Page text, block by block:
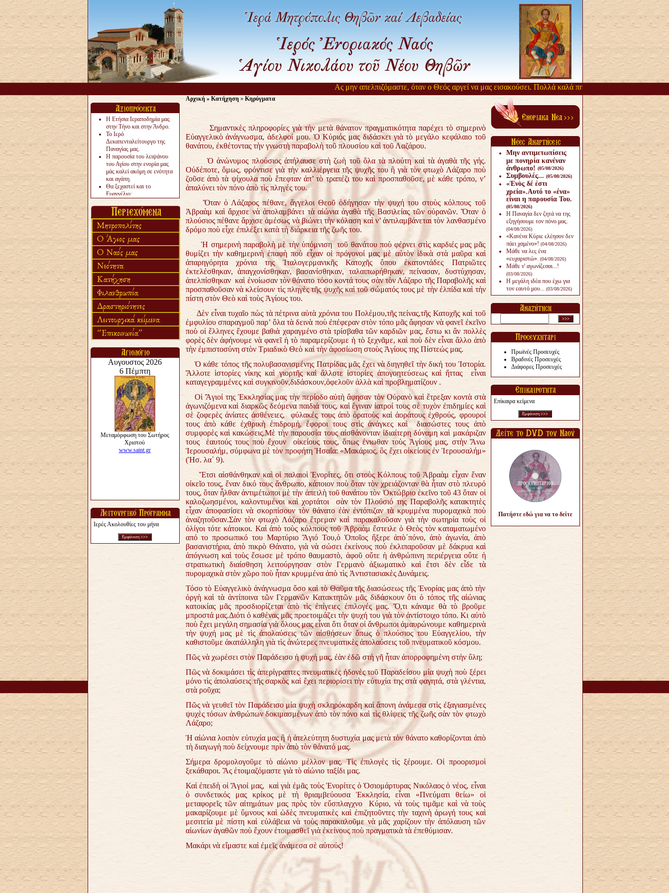
Ας μην απελπιζόμαστε, όταν ο Θεός αργεί να μας εισακούσει. Πολλά καλά πηγάζουν, από την αργοπορία
Η Ετήσια Ιεραποδημία μας
στην Τήνο και στην Άνδρο.
Το Ιερό
Δεκαπενταλείτουργο της
Παναγίας μας.
Η παρουσία του λειψάνου
του Αγίου στην ενορία μας
μάς καλεί ακόμη σε ενότητα
και αγάπη.
Θα ξεχαστεί και το
Ευαγγέλιο;
«πολύ αργά».
Ζητείται....
Ιερές Ακολουθίες του μήνα
Αρχική» Κατήχηση» Κηρύγματα
Σημαντικὲς πληροφορίες γιὰ τὴν μετὰ θάνατον πραγματικότητα παρέχει τὸ σημερινὸ
Εὐαγγελικὸ ἀνάγνωσμα, ἀδελφοί μου. Ὁ Κύριός μας διδάσκει γιὰ τὸ μεγάλο κεφάλαιο τοῦ
θανάτου, ἐκθέτοντας τὴν γνωστὴ παραβολὴ τοῦ πλουσίου καὶ τοῦ Λαζάρου.
Ὁ ἀνώνυμος πλούσιος ἀπήλαυσε στὴ ζωὴ τοῦ ὅλα τὰ πλούτη καὶ τὰ ἀγαθὰ τῆς γής.
Οὐδέποτε, ὅμως, φρόντισε γιὰ τὴν καλλιέργεια τῆς ψυχῆς του ἢ γιὰ τὸν φτωχὸ Λάζαρο ποὺ
ζοῦσε ἀπὸ τὰ ψίχουλα ποὺ ἔπεφταν ἀπ’ τὸ τραπέζι του καὶ προσπαθοῦσε, μὲ κάθε τρόπο, ν’
ἁπαλύνει τὸν πόνο ἀπὸ τὶς πληγές του.
Ὅταν ὁ Λάζαρος πέθανε, ἄγγελοι Θεοῦ ὁδήγησαν τὴν ψυχή του στοὺς κόλπους τοῦ
Ἀβραὰμ καὶ ἄρχισε νὰ ἀπολαμβάνει τὰ αἰώνια ἀγαθὰ τῆς Βασιλείας τῶν οὐρανῶν. Ὅταν ὁ
πλούσιος πέθανε ἄρχισε ἀμέσως νὰ βιώνει τὴν κόλαση καὶ ν’ ἀντιλαμβάνεται τὸν λανθασμένο
δρόμο ποὺ εἶχε ἐπιλέξει κατὰ τὴ διάρκεια τῆς ζωῆς του.
Ἡ σημερινὴ παραβολὴ μὲ τὴν ὑπόμνιση τοῦ θανάτου ποὺ φέρνει στὶς καρδιές μας μᾶς
θυμίζει τὴν καθημερινὴ ἐπαφὴ ποὺ εἶχαν οἱ πρόγονοί μας μὲ αὐτὸν ἰδικὰ στὰ μαῦρα καὶ
ἀπαρηγόρητα χρόνια της Ἰταλογερμανικῆς Κατοχῆς ὅπου ἑκατοντάδες Πατριῶτες
ἐκτελέσθηκαν, ἀπαγχονίσθηκαν, βασανίσθηκαν, ταλαιπωρήθηκαν, πείνασαν, δυστύχησαν,
ἀπελπίσθηκαν καὶ ἐνοίωσαν τὸν θάνατο τόσο κοντά τους σὰν τὸν Λάζαρο τῆς Παραβολῆς καὶ
προσπαθοῦσαν νὰ κλείσουν τὶς πληγὲς τῆς ψυχῆς καὶ τοῦ σώματός τους μὲ τὴν ἐλπίδα καὶ τὴν
πίστη στὸν Θεὸ καὶ τοὺς Ἁγίους του.
Δὲν εἶναι τυχαῖο πὼς τὰ πέτρινα αὐτὰ χρόνια του Πολέμου,τῆς πείνας,τῆς Κατοχῆς καὶ τοῦ
ἐμφυλίου σπαραγμοῦ παρ’ ὅλα τὰ δεινὰ ποὺ ἐπέφεραν στὸν τόπο μᾶς ἄφησαν νὰ φανεῖ ἐκεῖνο
ποὺ οἱ ἕλληνες ἔχουμε βαθιὰ χαραγμένο στὰ τρίσβαθα τῶν καρδιῶν μας, ἔστω κι ἂν πολλὲς
φορὲς δὲν ἀφήνουμε νὰ φανεῖ ἡ τὸ παραμερίζουμε ἡ τὸ ξεχνᾶμε, καὶ ποὺ δὲν εἶναι ἄλλο ἀπὸ
τὴν ἐμπιστοσύνη στὸν Τριαδικὸ Θεὸ καὶ τὴν ἀφοσίωση στοὺς Ἁγίους της Πίστεώς μας.
Ὁ κάθε τόπος τῆς πολυβασανισμένης Πατρίδας μᾶς ἔχει νὰ διηγηθεῖ τὴν δική του Ἱστορία.
Ἄλλοτε ἱστορίες νίκης καὶ γιορτῆς καὶ ἄλλοτε ἱστορίες ἀπογοητεύσεως καὶ ἥττας εἶναι
καταγεγραμμένες καὶ συγκινοῦν,διδάσκουν,ὀφελοῦν ἀλλὰ καὶ προβληματίζουν .
Οἱ Ἅγιοί της Ἐκκλησίας μας τὴν περίοδο αὐτὴ ἄφησαν τὸν Οὐρανὸ καὶ ἔτρεξαν κοντὰ στὰ
ἀγωνιζόμενα καὶ διαρκῶς δεόμενα παιδιά τους, καὶ ἔγιναν ἰατροί τους σὲ τυχὸν ἐπιδημίες καὶ
σὲ ζοφερὲς ἀνίατες ἀσθένειες, φύλακές τους ἀπὸ ὁρατοὺς καὶ ἀοράτους ἐχθρούς, φρουροί
τους ἀπὸ κάθε ἐχθρικὴ ἐπιδρομή, ἔφοροι τους στὶς ἀνάγκες καὶ διασώστες τους ἀπὸ
συμφορὲς καὶ κακώσεις.Μὲ τὴν παρουσία τους αἰσθάνονταν ἰδιαίτερη δύναμη καὶ μακάριζαν
τους ἑαυτούς τους ποὺ ἔχουν οἰκείους τους, ὅπως ένιωθαν τοὺς Ἁγίους μας, στὴν Ἄνω
Ἱερουσαλήμ, σύμφωνα μὲ τὸν προφήτη Ἠσαΐα: «Μακάριος, ὃς ἔχει οἰκείους ἐν Ἱερουσαλήμ»
(Ἠσ. λα´ 9).
Ἔτσι αἰσθάνθηκαν καὶ οἱ παλαιοὶ Ἐνορίτες, ὅτι στοὺς Κόλπους τοῦ Ἀβραὰμ εἶχαν ἕναν
οἰκεῖο τους, ἕναν δικό τους ἄνθρωπο, κάποιον ποὺ ὅταν τὸν χρειάζονταν θὰ ἦταν στὸ πλευρό
τους, ὅταν ἦλθαν ἀντιμέτωποι μὲ τὴν ἀπειλὴ τοῦ θανάτου τὸν Ὀκτώβριο ἐκεῖνο τοῦ 43 ὅταν οἱ
καλοζωησμένοι, καλοντυμένοι καὶ χορτάτοι σὰν τὸν Πλούσιό της Παραβολῆς κατακτητὲς
εἶχαν ἀποφασίσει νὰ σκορπίσουν τὸν θάνατο ἐὰν ἐντόπιζαν τὰ κρυμμένα πυρομαχικὰ ποὺ
ἀναζητοῦσαν.Σὰν τὸν φτωχὸ Λάζαρο ἔτρεμαν καὶ παρακαλοῦσαν γιὰ τὴν σωτηρία τοὺς οἱ
ὀλίγοι τότε κάτοικοι. Καὶ ἀπὸ τοὺς κόλπους τοῦ Ἀβραὰμ ἔστειλε ὁ Θεὸς τὸν καταματωμένο
από το προσωπικό του Μαρτύριο Ἅγιό Του,ὁ Ὁποῖος ἤξερε ἀπὸ΄πόνο, ἀπὸ ἀγωνία, ἀπὸ
βασανιστήρια, ἀπὸ πικρὸ Θάνατο, γιὰ νὰ σώσει ἐκείνους ποὺ ἐκλιπαροῦσαν μὲ δάκρυα καὶ
ἀπόγνωση καὶ τοὺς ἔσωσε μὲ τρόπο θαυμαστὸ, ἀφοῦ οὔτε ἡ ἀνθρώπινη περιέργεια οὔτε ἡ
στρατιωτικὴ διαίσθηση λειτούργησαν στὸν Γερμανὸ ἀξιωματικὸ καὶ ἔτσι δὲν εἶδε τὰ
πυρομαχικὰ στὸν χῶρο ποὺ ἦταν κρυμμένα ἀπὸ τὶς Ἀντιστασιακὲς Δυνάμεις.
Τόσο τὸ Εὐαγγελικὸ ἀνάγνωσμα ὅσο καὶ τὸ Θαῦμα τῆς διασώσεως τῆς Ἐνορίας μας ἀπὸ τὴν
ὀργὴ καὶ τὰ ἀντίποινα τῶν Γερμανῶν Κατακτητῶν μᾶς διδάσκουν ὅτι ὁ τόπος τῆς αἰώνιας
κατοικίας μᾶς προσδιορίζεται ἀπὸ τὶς ἐπίγειες ἐπιλογές μας. Ὅ,τι κάναμε θὰ τὸ βροῦμε
μπροστά μας.Διότι ὁ καθένας μᾶς προετοιμάζει τὴν ψυχή του γιὰ τὸν ἀντίστοιχο τόπο. Κι αὐτὸ
ποὺ ἔχει μεγάλη σημασία γιὰ ὅλους μας εἶναι ὅτι ὅταν οἱ ἄνθρωποι ἀμαυρώνουμε καθημερινὰ
τὴν ψυχή μας μὲ τὶς ἀπολαύσεις τῶν αἰσθήσεων ὅπως ὁ πλούσιος του Εὐαγγελίου, τὴν
καθιστοῦμε ἀκατάλληλη γιὰ τὶς ἀνώτερες πνευματικὲς ἀπολαύσεις τοῦ πνευματικοῦ κόσμου.
Πῶς νὰ χωρέσει στὸν Παράδεισο ἡ ψυχή μας, ἐὰν ἐδῶ στὴ γῆ ἦταν ἀπορροφημένη στὴν ὕλη;
Πῶς νὰ δοκιμάσει τὶς ἀπερίγραπτες πνευματικὲς ἡδονὲς τοῦ Παραδείσου μία ψυχὴ ποὺ ξέρει
μόνο τὶς ἀπολαύσεις τῆς σαρκὸς καὶ ἔχει περιορίσει τὴν εὐτυχία της στὰ φαγητά, στὰ γλέντια,
στὰ ροῦχα;
Πῶς νὰ γευθεῖ τὸν Παράδεισο μία ψυχὴ σκληρόκαρδη καὶ ἄπονη ἀνάμεσα στὶς ἐξαγιασμένες
ψυχὲς τόσων ἀνθρώπων δοκιμασμένων ἀπὸ τὸν πόνο καὶ τὶς θλίψεις τῆς ζωῆς σὰν τὸν φτωχὸ
Λάζαρο;
Ἡ αἰώνια λοιπὸν εὐτυχία μας ἢ ἡ ἀτελεύτητη δυστυχία μας μετὰ τὸν θάνατο καθορίζονται ἀπὸ
τὴ διαγωγὴ ποὺ δείχνουμε πρὶν ἀπὸ τὸν θάνατό μας.
Σήμερα δρομολογοῦμε τὸ αἰώνιο μέλλον μας. Τὶς ἐπιλογὲς τὶς ξέρουμε. Οἱ προορισμοὶ
ξεκάθαροι. Ἂς ἑτοιμαζόμαστε γιὰ τὸ αἰώνιο ταξίδι μας.
Καὶ ἐπειδὴ οἱ Ἅγιοί μας, καὶ γιὰ ἐμᾶς τοὺς Ἐνορίτες ὁ Ὁσιομάρτυρας Νικόλαος ὁ νέος, εἶναι
ὁ συνδετικός μας κρίκος μὲ τὴ θριαμβεύουσα Ἐκκλησία, εἶναι «Πνεύματι θείω» οἱ
μεταφορεῖς τῶν αἰτημάτων μας πρὸς τὸν εὔσπλαγχνο Κύριο, νὰ τοὺς τιμᾶμε καὶ νὰ τοὺς
μακαρίζουμε μὲ ὕμνους καὶ ὠδὲς πνευματικὲς καὶ ἐπιζητοῦντες τὴν ταχινὴ ἀρωγή τους καὶ
μεσιτεία μὲ πίστη καὶ εὐλάβεια νὰ τοὺς παρακαλοῦμε νὰ μᾶς χαρίζουν τὴν ἀπόλαυση τῶν
αἰωνίων ἀγαθῶν ποὺ ἔχουν ἑτοιμασθεῖ γιὰ ἐκείνους ποὺ πραγματικὰ τὰ ἐπεθύμισαν.
Μακάρι νὰ εἴμαστε καὶ ἐμεῖς ἀνάμεσα σὲ αὐτούς!
Μην αντιμετωπίσεις
με πονηρία κανέναν
άνθρω­πο! (05/08/2026)
Συμβουλές... (05/08/2026)
«Ἑνὸς δέ ἐστι
χρεία».Αυτό το «ένα»
είναι η παρουσία Του.
(05/08/2026)
Η Παναγία δεν ζητά να της
εξηγήσουμε τον πόνο μας.
(04/08/2026)
«Κανένα Κύριε ελέησον δεν
πάει χαμένο»! (04/08/2026)
Μάθε να λες ένα
«ευχαριστώ». (04/08/2026)
Μάθε ν' αγωνίζεσαι...!
(03/08/2026)
Η μεγάλη ιδέα που έχω για
τον εαυτό μου... (03/08/2026)
Πρωϊνές Προσευχές
Βραδινές Προσευχές
Διάφορες Προσευχές
Επίκαιρα κείμενα
Πατήστε εδώ για να το δείτε